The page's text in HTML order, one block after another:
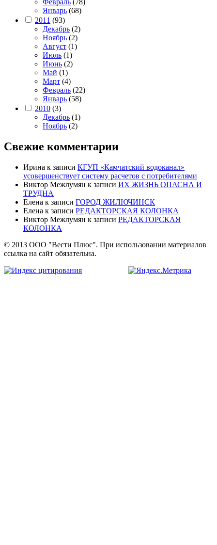
Февраль (78)
Январь (68)
2011 (93)
Декабрь (2)
Ноябрь (2)
Август (1)
Июль (1)
Июнь (2)
Май (1)
Март (4)
Февраль (22)
Январь (58)
2010 (3)
Декабрь (1)
Ноябрь (2)
Свежие комментарии
Ирина к записи КГУП «Камчатский водоканал»
усовершенствует систему расчетов с потребителями
Виктор Межлумян к записи ИХ ЖИЗНЬ ОПАСНА И
ТРУДНА
Елена к записи ГОРОД ЖИЛЮЧИНСК
Елена к записи РЕДАКТОРСКАЯ КОЛОНКА
Виктор Межлумян к записи РЕДАКТОРСКАЯ
КОЛОНКА
© 2013 ООО "Вести Плюс". При использовании материалов
ссылка на сайт обязательна.